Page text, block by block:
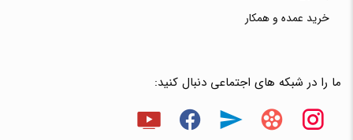
خرید عمده و همکار
ما را در شبکه های اجتماعی دنبال کنید: